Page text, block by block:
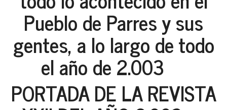
Pueblo de Parres y sus
gentes, a lo largo de todo
el año de 2.003
PORTADA DE LA REVISTA